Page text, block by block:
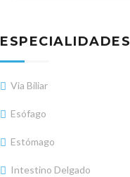
ESPECIALIDADES
Via Biliar
Esófago
Estómago
Intestino Delgado